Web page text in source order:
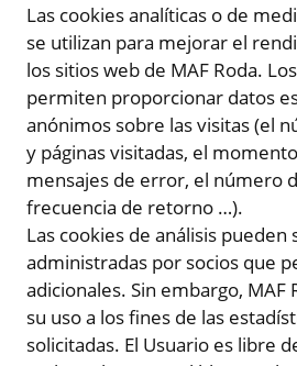
Las cookies analíticas o de
se utilizan para mejorar el
los sitios web de MAF Roda.
permiten proporcionar datos
anónimos sobre las visitas (el
y páginas visitadas, el
mensajes de error, el número
frecuencia de retorno …).
Las cookies de análisis pueden
administradas por socios que
adicionales. Sin embargo,
su uso a los fines de las
solicitadas. El Usuario es libre